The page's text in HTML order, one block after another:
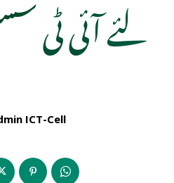
لئے آئی ٹی
ICT-Cell